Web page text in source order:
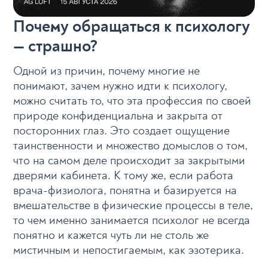
Почему обращаться к психологу
— страшно?
Одной из причин, почему многие не
понимают, зачем нужно идти к психологу,
можно считать то, что эта профессия по своей
природе конфиденциальна и закрыта от
посторонних глаз. Это создает ощущение
таинственности и множество домыслов о том,
что на самом деле происходит за закрытыми
дверями кабинета. К тому же, если работа
врача-физиолога, понятна и базируется на
вмешательстве в физические процессы в теле,
то чем именно занимается психолог не всегда
понятно и кажется чуть ли не столь же
мистичным и непостигаемым, как эзотерика.